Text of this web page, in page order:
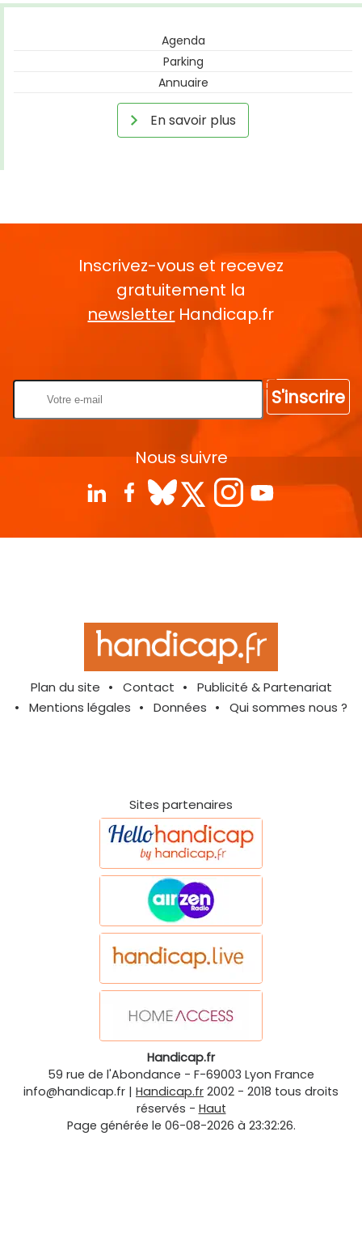
Agenda
Parking
Annuaire
En savoir plus
Inscrivez-vous et recevez
gratuitement la
newsletter Handicap.fr
S'inscrire
Nous suivre
Plan du site Contact
Publicité & Partenariat
Mentions légales
Données Qui sommes nous ?
Sites partenaires
Handicap.fr
59 rue de l'Abondance - F-69003 Lyon France
info@handicap.fr | Handicap.fr 2002 - 2018 tous droits
réservés - Haut
Page générée le 06-08-2026 à 23:32:26.